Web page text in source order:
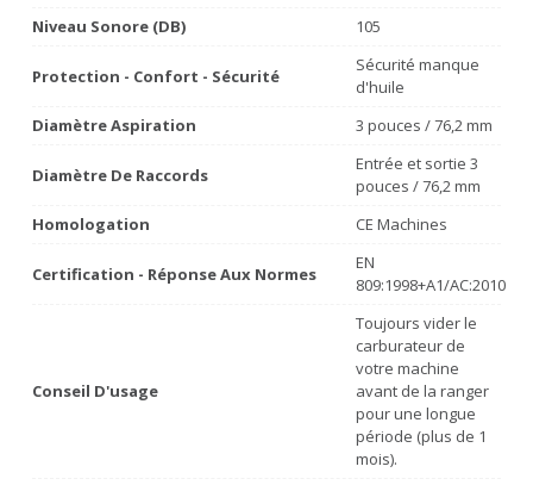
Niveau Sonore (dB)
105
Protection - Confort - Sécurité
Sécurité manque
d'huile
Diamètre Aspiration
3 pouces / 76,2 mm
Diamètre De Raccords
Entrée et sortie 3
pouces / 76,2 mm
Homologation
CE Machines
Certification - Réponse Aux Normes
EN
809:1998+A1/AC:2010
Conseil D'usage
Toujours vider le
carburateur de
votre machine
avant de la ranger
pour une longue
période (plus de 1
mois).